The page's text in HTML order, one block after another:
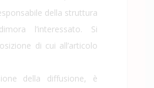
della struttura
l’interessato. Si
di cui all’articolo
della diffusione, è